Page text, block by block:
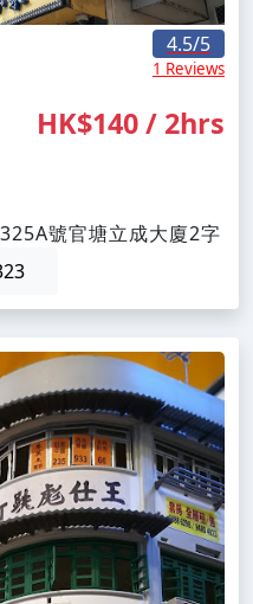
4.5/5
1 Reviews
HK$140 / 2hrs
號官塘立成大廈2字